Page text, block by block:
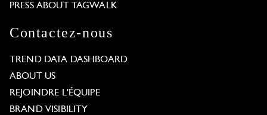
PRESS ABOUT TAGWALK
Contactez-nous
TREND DATA DASHBOARD
ABOUT US
REJOINDRE L'ÉQUIPE
BRAND VISIBILITY